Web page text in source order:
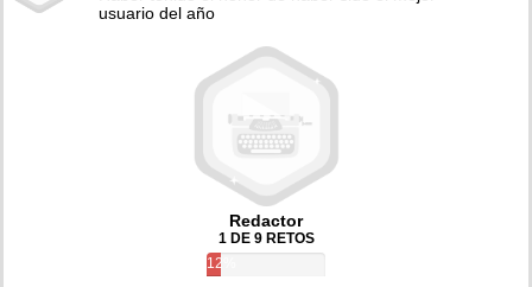
usuario del año
Redactor
1 DE 9 RETOS
12%